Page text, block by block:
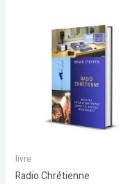
livre
Radio Chrétienne